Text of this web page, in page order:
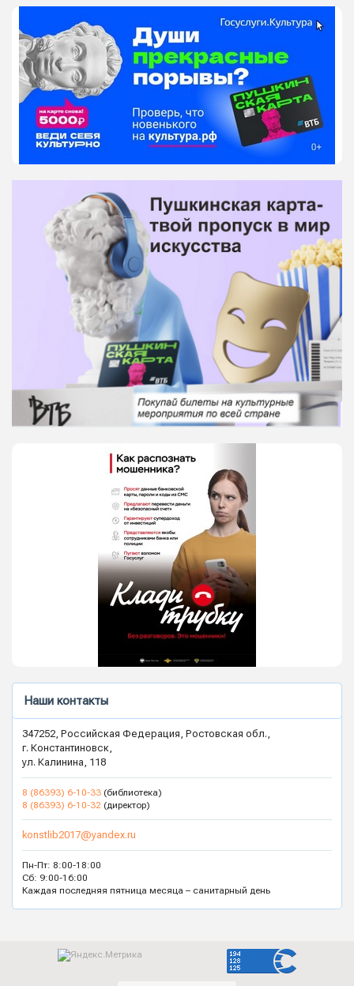
Наши контакты
347252, Российская Федерация, Ростовская обл.,
г. Константиновск,
ул. Калинина, 118
8 (86393) 6-10-33 (библиотека)
8 (86393) 6-10-32 (директор)
konstlib2017@yandex.ru
Пн-Пт: 8:00-18:00
Сб: 9:00-16:00
Каждая последняя пятница месяца – санитарный день